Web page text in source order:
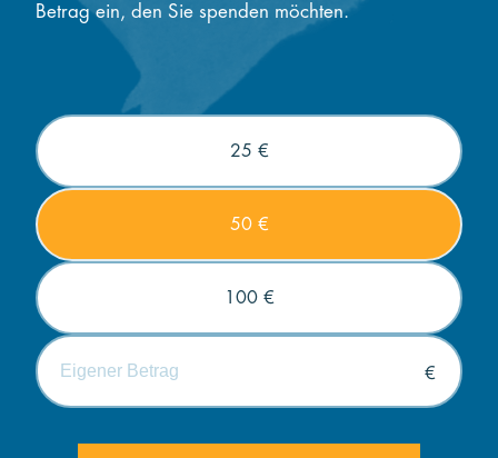
Betrag ein, den Sie spenden möchten.
25 €
50 €
100 €
€